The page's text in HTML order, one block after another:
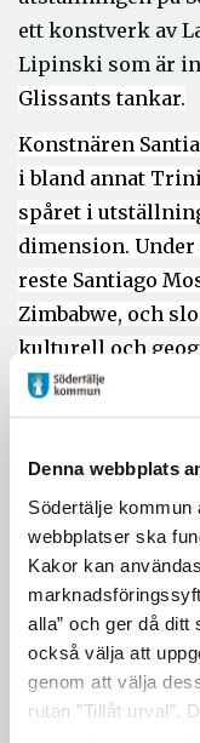
Denna webbplats
Södertälje
webbplatser ska
Kakor kan
alla” och ger då
också välja att
genom att välja
rutan ”Tillåt urval”.
ett konstverk av
Lipinski som är
Glissants tankar.
Konstnären
i bland annat
spåret i
dimension.
reste Santiago
Zimbabwe, och
kulturell och
upplevde under
översätts till
deltagit i
med filmen,
Sseruwagi,
skådespelaren
Eric Strandmark
skådespelare
Trinidad år 1948.